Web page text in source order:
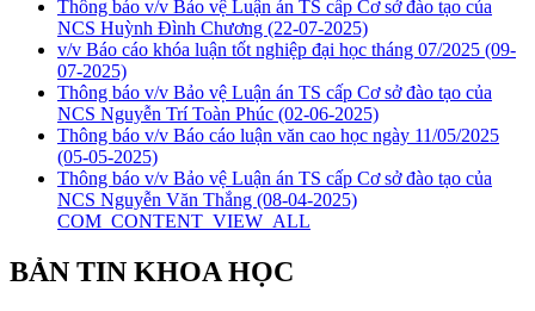
Thông báo v/v Bảo vệ Luận án TS cấp Cơ sở đào tạo của
NCS Huỳnh Đình Chương (22-07-2025)
v/v Báo cáo khóa luận tốt nghiệp đại học tháng 07/2025 (09-
07-2025)
Thông báo v/v Bảo vệ Luận án TS cấp Cơ sở đào tạo của
NCS Nguyễn Trí Toàn Phúc (02-06-2025)
Thông báo v/v Báo cáo luận văn cao học ngày 11/05/2025
(05-05-2025)
Thông báo v/v Bảo vệ Luận án TS cấp Cơ sở đào tạo của
NCS Nguyễn Văn Thắng (08-04-2025)
COM_CONTENT_VIEW_ALL
BẢN TIN KHOA HỌC